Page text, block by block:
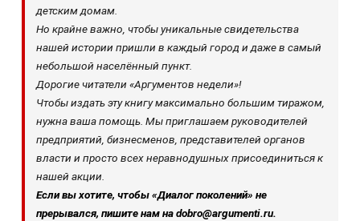
детским домам.
Но крайне важно, чтобы уникальные свидетельства
нашей истории пришли в каждый город и даже в самый
небольшой населённый пункт.
Дорогие читатели «Аргументов недели»!
Чтобы издать эту книгу максимально большим тиражом,
нужна ваша помощь. Мы приглашаем руководителей
предприятий, бизнесменов, представителей органов
власти и просто всех неравнодушных присоединиться к
нашей акции.
Если вы хотите, чтобы «Диалог поколений» не
прерывался, пишите нам на dobro@argumenti.ru.